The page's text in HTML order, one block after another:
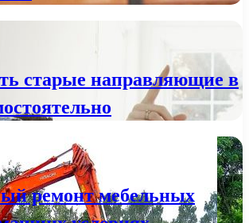
старые направляющие в
ремонт мебельных